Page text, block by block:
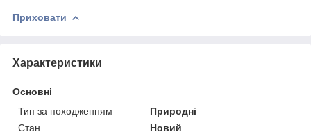
Приховати
Характеристики
Основні
Тип за походженням
Природні
Стан
Новий